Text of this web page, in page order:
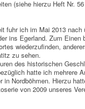
(siehe hierzu Heft Nr.
fuhr ich im Mai 2013 nach
ins Egerland. Zum Einen
wiederzufinden,
zu sehen.
des historischen
hatte ich mehrere
Nordböhmen. Hierzu
von 2009 unseres